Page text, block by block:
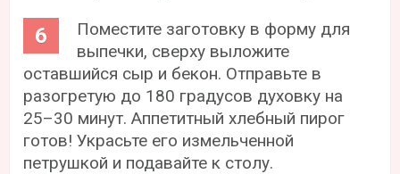
Поместите заготовку в форму для
выпечки, сверху выложите
оставшийся сыр и бекон. Отправьте в
разогретую до 180 градусов духовку на
25–30 минут. Аппетитный хлебный пирог
готов! Украсьте его измельченной
петрушкой и подавайте к столу.